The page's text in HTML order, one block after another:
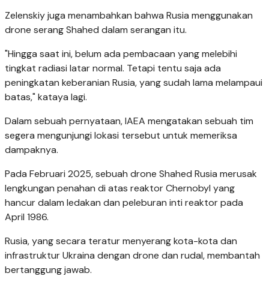
Zelenskiy juga menambahkan bahwa Rusia menggunakan
drone serang Shahed dalam serangan itu.
"Hingga saat ini, belum ada pembacaan yang melebihi
tingkat radiasi latar normal. Tetapi tentu saja ada
peningkatan keberanian Rusia, yang sudah lama melampaui
batas," kataya lagi.
Dalam sebuah pernyataan, IAEA mengatakan sebuah tim
segera mengunjungi lokasi tersebut untuk memeriksa
dampaknya.
Pada Februari 2025, sebuah drone Shahed Rusia merusak
lengkungan penahan di atas reaktor Chernobyl yang
hancur dalam ledakan dan peleburan inti reaktor pada
April 1986.
Rusia, yang secara teratur menyerang kota-kota dan
infrastruktur Ukraina dengan drone dan rudal, membantah
bertanggung jawab.